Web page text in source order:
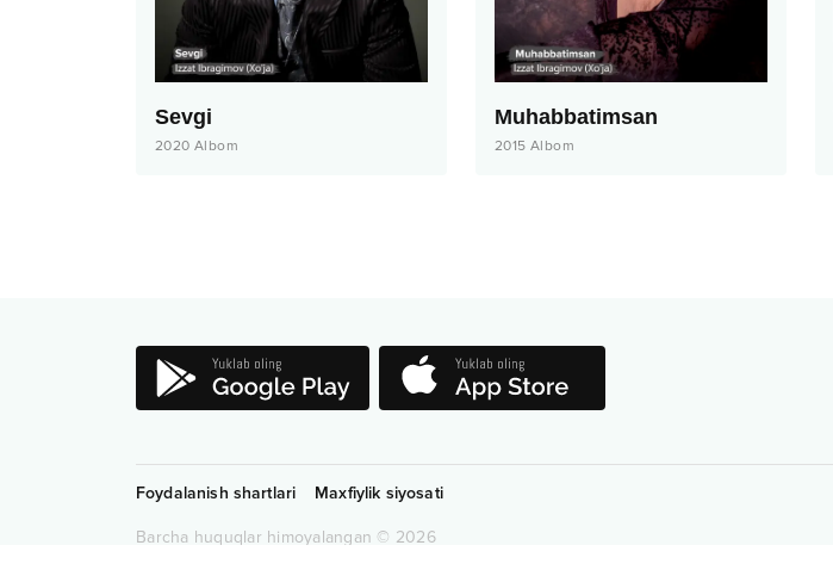
Sevgi
2020 Albom
Muhabbatimsan
2015 Albom
Foydalanish shartlari Maxfiylik siyosati
Barcha huquqlar himoyalangan © 2026